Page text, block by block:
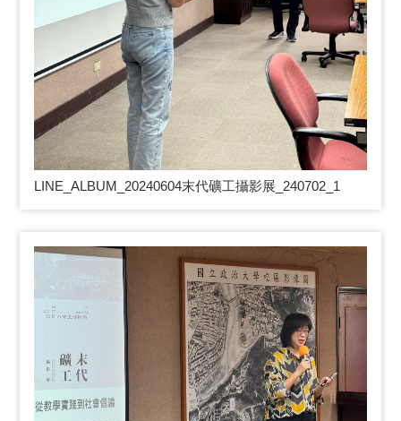
LINE_ALBUM_20240604末代礦工攝影展_240702_1